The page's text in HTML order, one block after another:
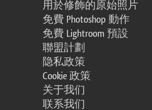
用於修飾的原始照片
免費 Photoshop 動作
免費 Lightroom 預設
聯盟計劃
隐私政策
Cookie 政策
关于我们
联系我们